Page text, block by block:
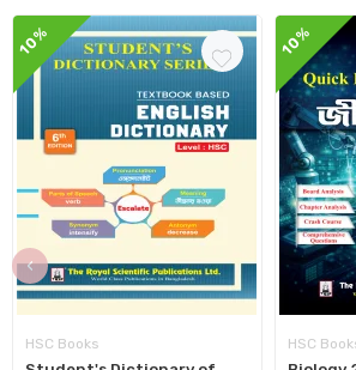
10%
HSC Books
10%
HSC
‹